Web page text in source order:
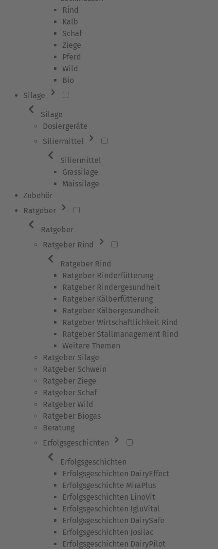
Rind
Kalb
Schaf
Ziege
Pferd
Wild
Bio
Silage
Silage
Dosiergeräte
Siliermittel
Siliermittel
Grassilage
Maissilage
Zubehör
Ratgeber
Ratgeber
Ratgeber Rind
Ratgeber Rind
Ratgeber Rinderfütterung
Ratgeber Rindergesundheit
Ratgeber Kälberfütterung
Ratgeber Kälbergesundheit
Ratgeber Wirtschaftlichkeit Rind
Ratgeber Stallmanagement Rind
Weitere Themen
Ratgeber Silage
Ratgeber Schwein
Ratgeber Ziege
Ratgeber Schaf
Ratgeber Wild
Ratgeber Biogas
Beratung
Erfolgsgeschichten
Erfolgsgeschichten
Erfolgsgeschichten DairyEffect
Erfolgsgeschichte MiraPlus
Erfolgsgeschichten LinoVit
Erfolgsgeschichten IgluVital
Erfolgsgeschichten DairySafe
Erfolgsgeschichten Josilac
Erfolgsgeschichten DairyPilot